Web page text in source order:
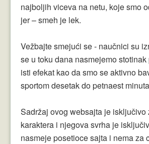
najboljih viceva na netu, koje smo
jer – smeh je lek.
Vežbajte smejući se - naučnici su
se u toku dana nasmejemo
isti efekat kao da smo se aktivno
sportom desetak do petnaest
Sadržaj ovog websajta je isključivo
karaktera i njegova svrha je
nasmeje posetioce sajta i nema za